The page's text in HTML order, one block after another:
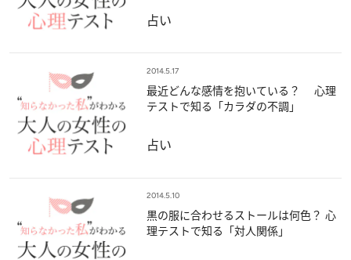
占い
2014.5.17
最近どんな感情を抱いている？ 心理
テストで知る「カラダの不調」
占い
2014.5.10
黒の服に合わせるストールは何色？ 心
理テストで知る「対人関係」